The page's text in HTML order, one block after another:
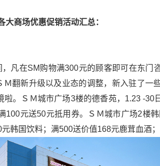
大商场优惠促销活动汇总：
凡在SM购物满300元的顾客即可在东门
Ｍ翻新升级以及业态的调整，新入驻了一
啦。ＳＭ城市广场3楼的德香苑，1.23 -30
100元送50元抵用券。ＳＭ城市广场2楼
韩国饮料；满500送价值168元鹿茸血酒